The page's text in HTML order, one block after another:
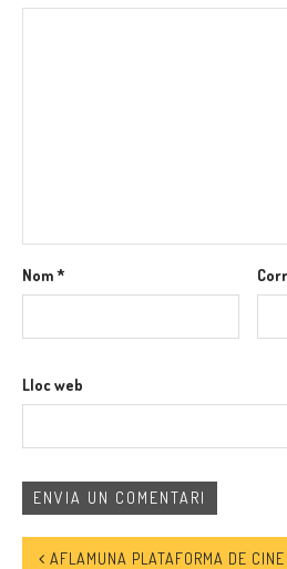
Nom*
Lloc web
AFLAMUNA PLATAFORMA DE CINE ÁRABE